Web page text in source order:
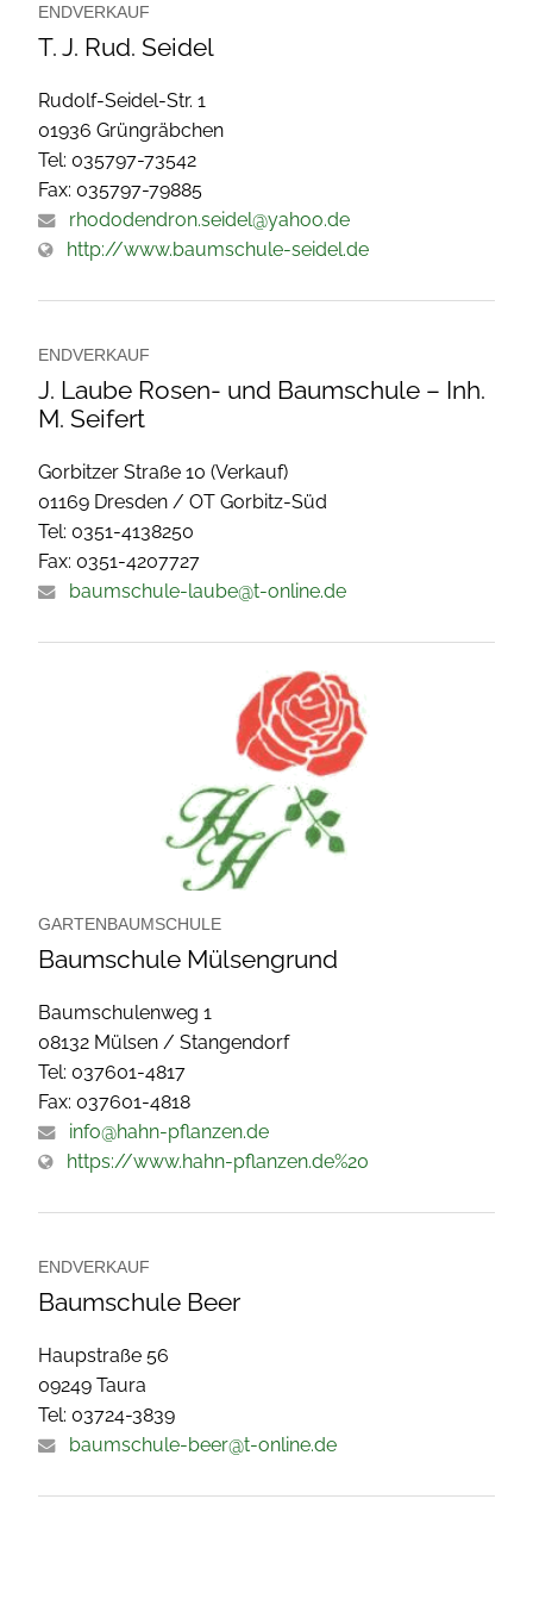
ENDVERKAUF
T. J. Rud. Seidel
Rudolf-Seidel-Str. 1
01936 Grüngräbchen
Tel: 035797-73542
Fax: 035797-79885
rhododendron.seidel@yahoo.de
http://www.baumschule-seidel.de
ENDVERKAUF
J. Laube Rosen- und Baumschule – Inh.
M. Seifert
Gorbitzer Straße 10 (Verkauf)
01169 Dresden / OT Gorbitz-Süd
Tel: 0351-4138250
Fax: 0351-4207727
baumschule-laube@t-online.de
GARTENBAUMSCHULE
Baumschule Mülsengrund
Baumschulenweg 1
08132 Mülsen / Stangendorf
Tel: 037601-4817
Fax: 037601-4818
info@hahn-pflanzen.de
https://www.hahn-pflanzen.de%20
ENDVERKAUF
Baumschule Beer
Haupstraße 56
09249 Taura
Tel: 03724-3839
baumschule-beer@t-online.de